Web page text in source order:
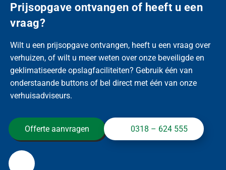
Prijsopgave ontvangen of heeft u een
vraag?
Wilt u een prijsopgave ontvangen, heeft u een vraag over
verhuizen, of wilt u meer weten over onze beveiligde en
geklimatiseerde opslagfaciliteiten? Gebruik één van
onderstaande buttons of bel direct met één van onze
verhuisadviseurs.
Offerte aanvragen 0318 – 624 555